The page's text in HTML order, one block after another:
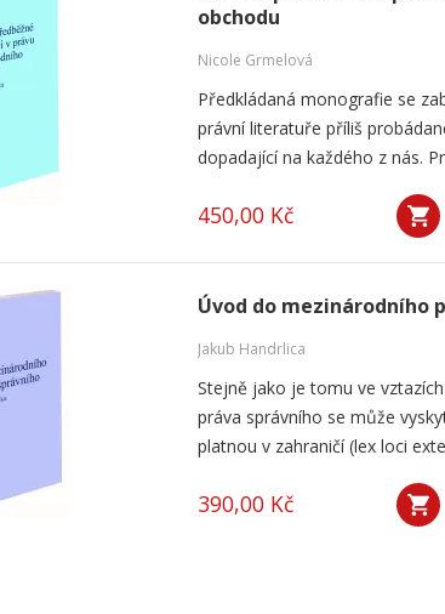
obchodu
Nicole Grmelová
Předkládaná monografie se
právní literatuře příliš
dopadající na každého z nás.
450,00 Kč
Úvod do mezinárodního
Jakub Handrlica
Stejně jako je tomu ve
práva správního se může
platnou v zahraničí (lex loci
390,00 Kč